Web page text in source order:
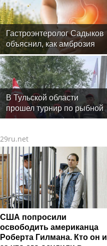
Гастроэнтеролог Садыков
объяснил, как амброзия
может влиять на ЖКТ
В Тульской области
прошел турнир по рыбной
ловле среди команд
29ru.net
США попросили
освободить американца
Роберта Гилмана. Кто он и